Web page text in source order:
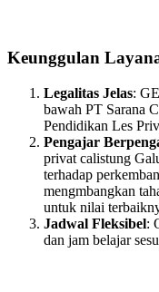
Keunggulan
Legalitas Jelas:
bawah PT Sarana
Pendidikan Les
Pengajar
privat calistung
terhadap
mengmbangkan
untuk nilai
Jadwal Fleksibel:
dan jam belajar